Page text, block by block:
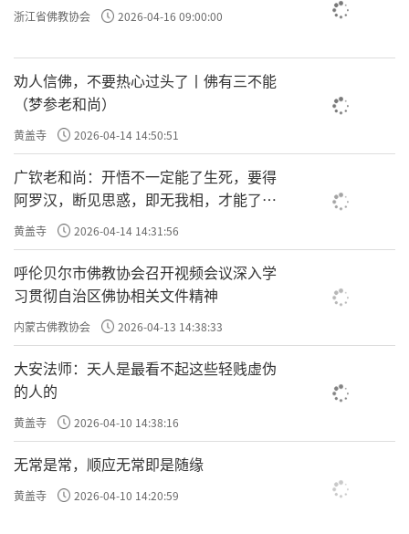
浙江省佛教协会 2026-04-16 09:00:00
劝人信佛，不要热心过头了丨佛有三不能
（梦参老和尚）
黄盖寺 2026-04-14 14:50:51
广钦老和尚：开悟不一定能了生死，要得
阿罗汉，断见思惑，即无我相，才能了生
死
黄盖寺 2026-04-14 14:31:56
呼伦贝尔市佛教协会召开视频会议深入学
习贯彻自治区佛协相关文件精神
内蒙古佛教协会 2026-04-13 14:38:33
大安法师：天人是最看不起这些轻贱虚伪
的人的
黄盖寺 2026-04-10 14:38:16
无常是常，顺应无常即是随缘
黄盖寺 2026-04-10 14:20:59